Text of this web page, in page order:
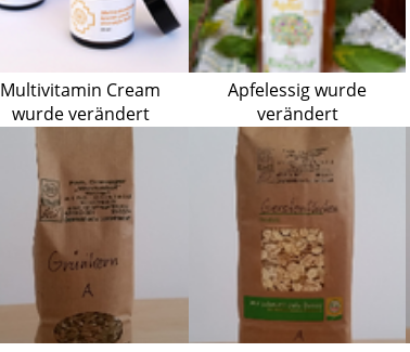
Multivitamin Cream
wurde verändert
Apfelessig wurde
verändert